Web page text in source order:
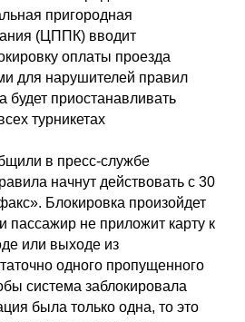
пригородная
(ЦППК) вводит
оплаты проезда
для нарушителей правил
будет приостанавливать
турникетах
в пресс-службе
начнут действовать с 30
Блокировка произойдет
пассажир не приложит карту к
или выходе из
одного пропущенного
система заблокировала
была только одна, то это